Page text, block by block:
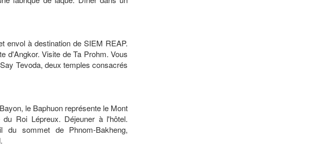
envol à destination de SIEM REAP.
d'Angkor. Visite de Ta Prohm. Vous
Tevoda, deux temples consacrés
le Baphuon représente le Mont
Roi Lépreux. Déjeuner à l'hôtel.
sommet de Phnom-Bakheng,